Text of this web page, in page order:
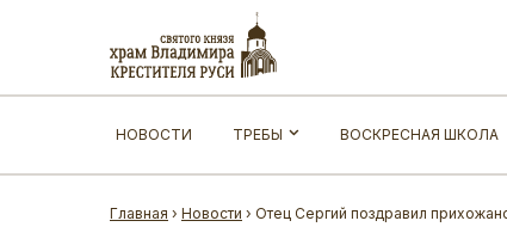
НОВОСТИ ТРЕБЫ ВОСКРЕСНАЯ ШКОЛА
Главная › Новости › Отец Сергий поздравил